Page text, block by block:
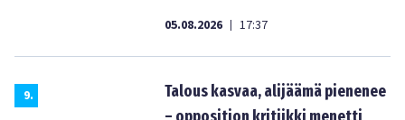
05.08.2026 | 17:37
9.
Talous kasvaa, alijäämä pienenee